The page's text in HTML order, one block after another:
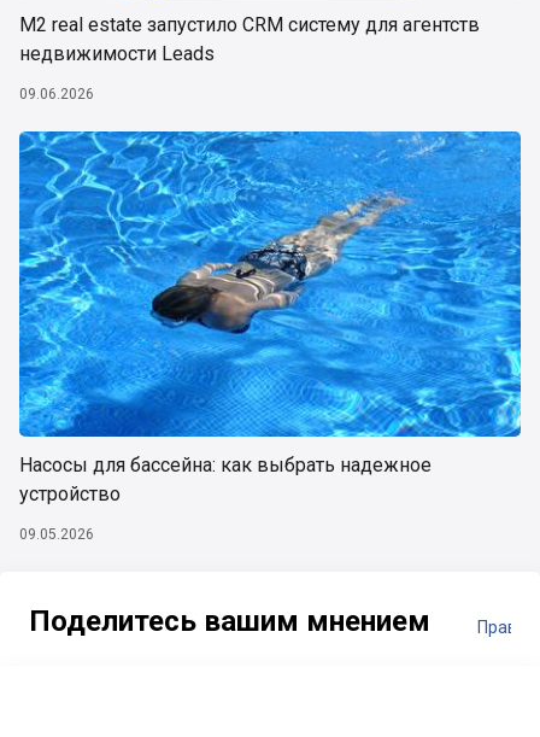
М2 real estate запустило CRM систему для агентств
недвижимости Leads
09.06.2026
Насосы для бассейна: как выбрать надежное
устройство
09.05.2026
Поделитесь вашим мнением